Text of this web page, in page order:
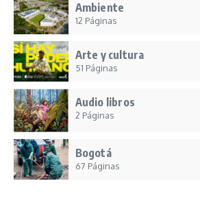
Ambiente
12 Páginas
Arte y cultura
51 Páginas
Audio libros
2 Páginas
Bogotá
67 Páginas